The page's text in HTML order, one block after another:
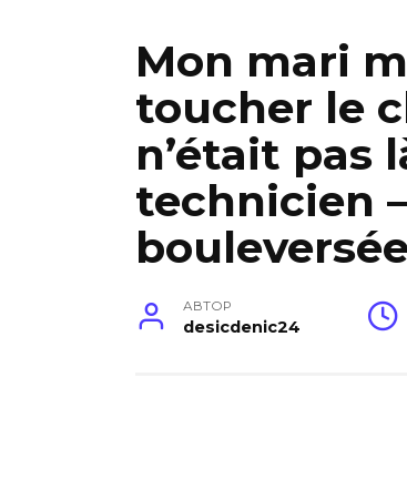
Mon mari
toucher le
n’était pas
technicien
АВТОР
desicdenic24